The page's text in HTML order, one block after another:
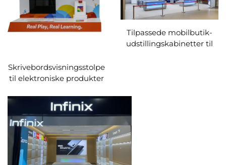
Skrivebordsvisningsstolpe
til elektroniske produkter
Tilpassede mobilbutik-
udstillingskabinetter til